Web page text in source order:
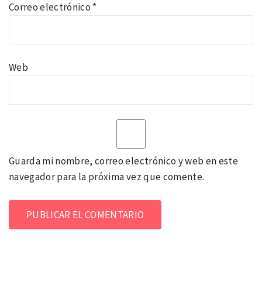
Correo electrónico *
Web
Guarda mi nombre, correo electrónico y web en este
navegador para la próxima vez que comente.